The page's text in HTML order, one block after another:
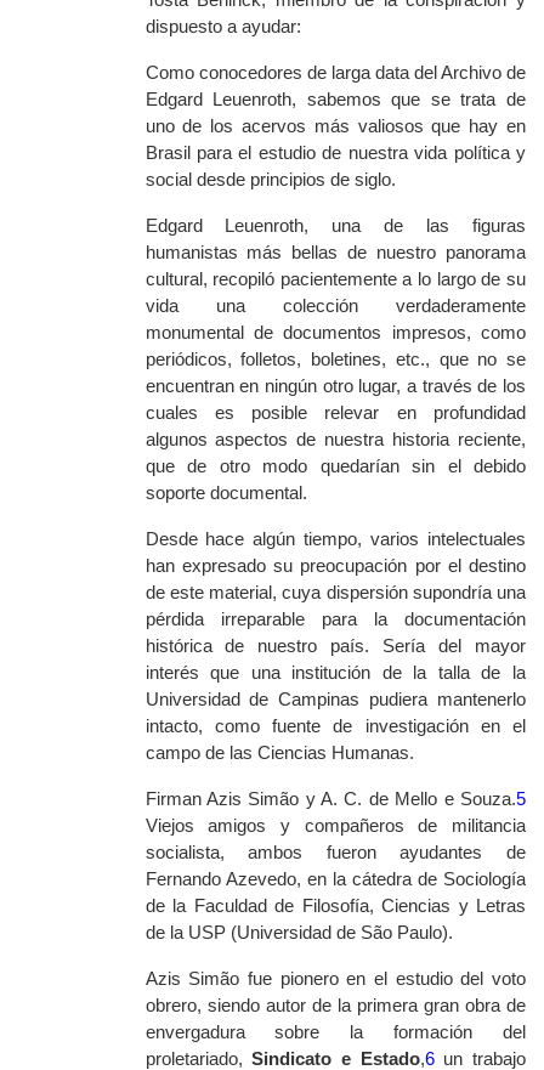
dispuesto a ayudar:
Como conocedores de larga data del Archivo de
Edgard Leuenroth, sabemos que se trata de
uno de los acervos más valiosos que hay en
Brasil para el estudio de nuestra vida política y
social desde principios de siglo.
Edgard Leuenroth, una de las figuras
humanistas más bellas de nuestro panorama
cultural, recopiló pacientemente a lo largo de su
vida una colección verdaderamente
monumental de documentos impresos, como
periódicos, folletos, boletines, etc., que no se
encuentran en ningún otro lugar, a través de los
cuales es posible relevar en profundidad
algunos aspectos de nuestra historia reciente,
que de otro modo quedarían sin el debido
soporte documental.
Desde hace algún tiempo, varios intelectuales
han expresado su preocupación por el destino
de este material, cuya dispersión supondría una
pérdida irreparable para la documentación
histórica de nuestro país. Sería del mayor
interés que una institución de la talla de la
Universidad de Campinas pudiera mantenerlo
intacto, como fuente de investigación en el
campo de las Ciencias Humanas.
Firman Azis Simão y A. C. de Mello e Souza.5
Viejos amigos y compañeros de militancia
socialista, ambos fueron ayudantes de
Fernando Azevedo, en la cátedra de Sociología
de la Faculdad de Filosofía, Ciencias y Letras
de la USP (Universidad de São Paulo).
Azis Simão fue pionero en el estudio del voto
obrero, siendo autor de la primera gran obra de
envergadura sobre la formación del
proletariado,Sindicato e Estado,6un trabajo